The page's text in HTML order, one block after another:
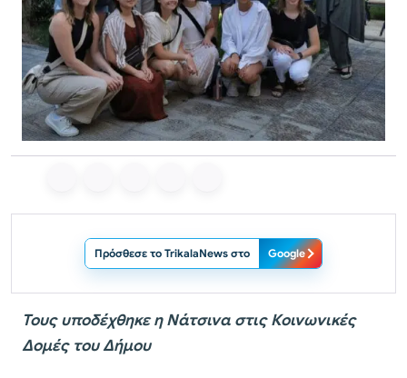
Πρόσθεσε το TrikalaNews στο Google
Τους υποδέχθηκε η Νάτσινα στις Κοινωνικές
Δομές του Δήμου